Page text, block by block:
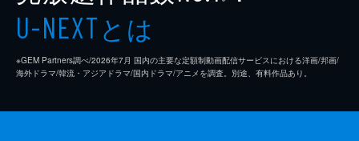
U-NEXTとは
※GEM Partners調べ/2026年7⽉ 国内の主要な定額制動画配信サービスにおける洋画/邦画/
海外ドラマ/韓流・アジアドラマ/国内ドラマ/アニメを調査。別途、有料作品あり。